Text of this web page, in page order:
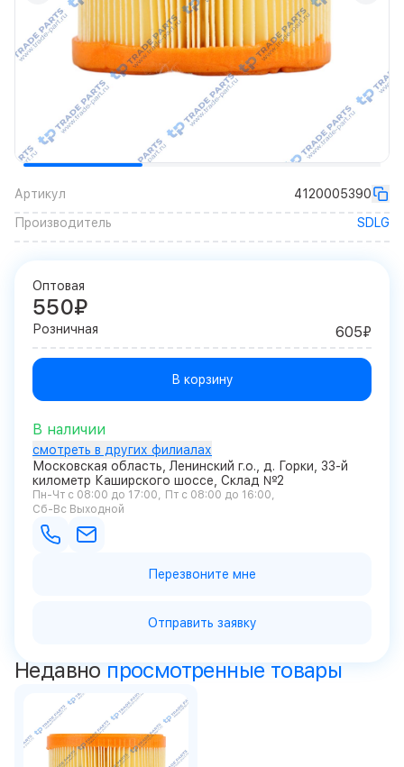
Артикул
4120005390
Производитель
SDLG
Оптовая
550₽
Розничная 605₽
В корзину
В наличии
смотреть в других филиалах
Московская область, Ленинский г.о., д. Горки, 33-й
километр Каширского шоссе, Склад №2
Пн-Чт с 08:00 до 17:00
Пт с 08:00 до 16:00
Сб-Вс Выходной
Перезвоните мне
Отправить заявку
Недавно просмотренные товары